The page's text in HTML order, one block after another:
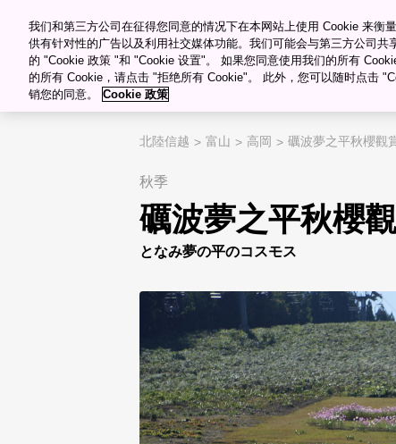
Meetings & Events
目的�?/span>
"="">
My Favorites
北陸信越 富山 高岡 礪波夢之平秋櫻觀
秋季
礪波夢之平秋櫻
となみ夢の平のコスモス
我们和第三方公司在征得您同意的情况下在本网站上使用 Cookie 来衡
供有针对性的广告以及利用社交媒体功能。我们可能会与第三方公司
的 "Cookie 政策 "和 "Cookie 设置"。 如果您同意使用我们的所有
的所有 Cookie，请点击 "拒绝所有 Cookie"。 此外，您可以随时点击
销您的同意。
Cookie 政策